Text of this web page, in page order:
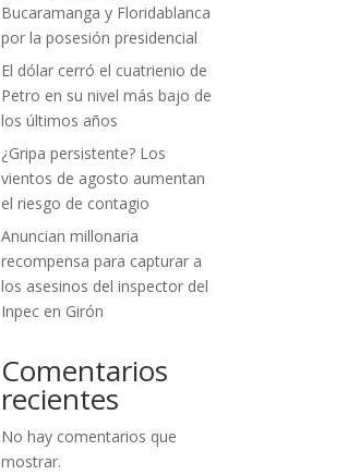
Bucaramanga y Floridablanca
por la posesión presidencial
El dólar cerró el cuatrienio de
Petro en su nivel más bajo de
los últimos años
¿Gripa persistente? Los
vientos de agosto aumentan
el riesgo de contagio
Anuncian millonaria
recompensa para capturar a
los asesinos del inspector del
Inpec en Girón
Comentarios
recientes
No hay comentarios que
mostrar.